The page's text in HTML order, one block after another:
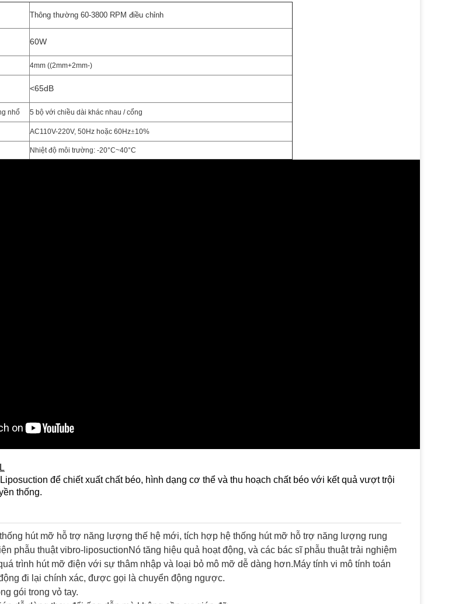
Thông thường 60-3800 RPM điều chỉnh
60W
4mm ((2mm+2mm-)
<65dB
nhổ 5 bộ với chiều dài khác nhau / cổng
AC110V-220V, 50Hz hoặc 60Hz±10%
Nhiệt độ môi trường: -20°C~40°C
để chiết xuất chất béo, hình dạng cơ thể và thu hoạch chất béo với kết quả vượt trội
thống.
hút mỡ hỗ trợ năng lượng thế hệ mới, tích hợp hệ thống hút mỡ hỗ trợ năng lượng rung
phẫu thuật vibro-liposuctionNó tăng hiệu quả hoạt động, và các bác sĩ phẫu thuật trải nghiệm
trình hút mỡ điện với sự thâm nhập và loại bỏ mô mỡ dễ dàng hơn.Máy tính vi mô tính toán
đi lại chính xác, được gọi là chuyển động ngược.
gói trong vỏ tay.